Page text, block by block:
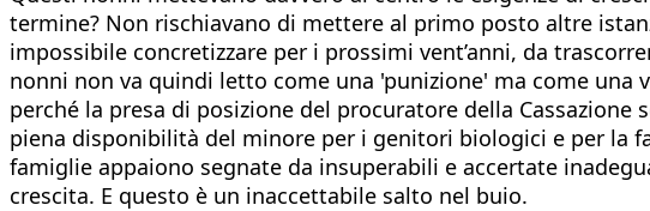
termine? Non rischiavano di mettere al primo posto altre
impossibile concretizzare per i prossimi vent’anni, da
nonni non va quindi letto come una 'punizione' ma come
perché la presa di posizione del procuratore della
piena disponibilità del minore per i genitori biologici e per la
famiglie appaiono segnate da insuperabili e accertate
crescita. E questo è un inaccettabile salto nel buio.